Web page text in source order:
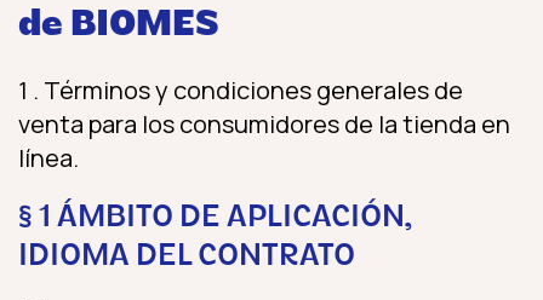
de BIOMES
1 . Términos y condiciones generales de
venta para los consumidores de la tienda en
línea.
§ 1 ÁMBITO DE APLICACIÓN,
IDIOMA DEL CONTRATO